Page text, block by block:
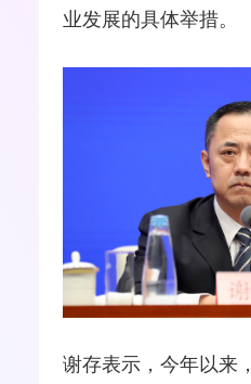
业发展的具体举措。
谢存表示，今年以来